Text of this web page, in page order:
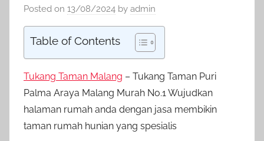
Posted on 13/08/2024 by admin
Table of Contents
Tukang Taman Malang – Tukang Taman Puri
Palma Araya Malang Murah No.1 Wujudkan
halaman rumah anda dengan jasa membikin
taman rumah hunian yang spesialis